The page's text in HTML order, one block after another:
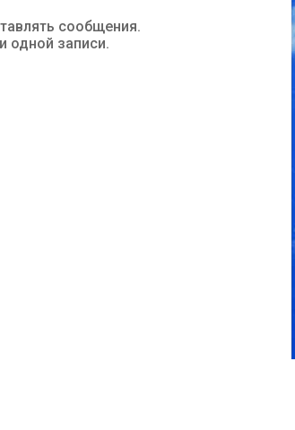
сообщения.
одной записи.